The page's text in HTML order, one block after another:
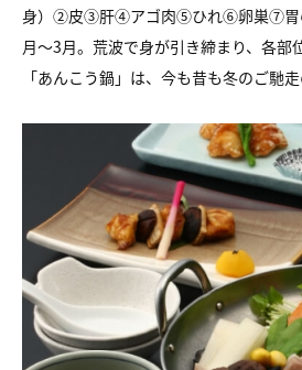
身）②皮③肝④アゴ肉⑤ひれ⑥卵巣⑦胃
月～3月。荒波で身が引き締まり、各部
「あんこう鍋」は、今も昔も冬のご馳走